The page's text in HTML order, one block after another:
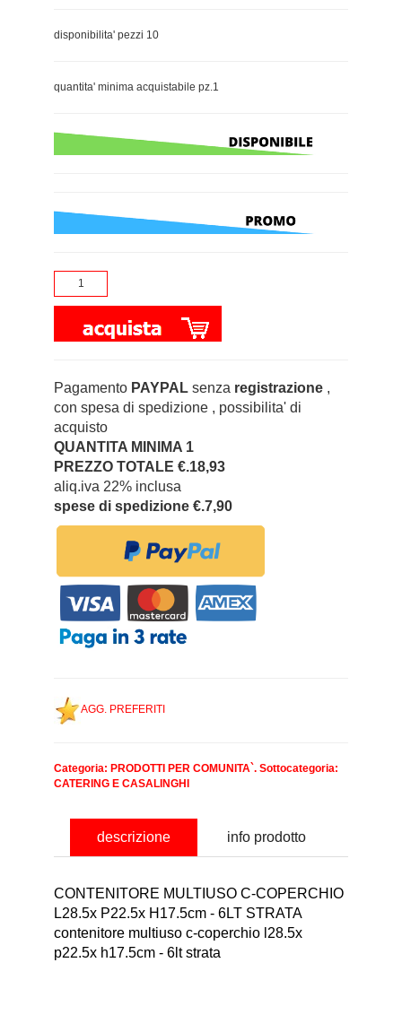
disponibilita' pezzi 10
quantita' minima acquistabile pz.1
Pagamento PAYPAL senza registrazione ,
con spesa di spedizione , possibilita' di
acquisto
QUANTITA MINIMA 1
PREZZO TOTALE €.18,93
aliq.iva 22% inclusa
spese di spedizione €.7,90
AGG. PREFERITI
Categoria: PRODOTTI PER COMUNITA`. Sottocategoria:
CATERING E CASALINGHI
descrizione info prodotto
CONTENITORE MULTIUSO C-COPERCHIO
L28.5x P22.5x H17.5cm - 6LT STRATA
contenitore multiuso c-coperchio l28.5x
p22.5x h17.5cm - 6lt strata